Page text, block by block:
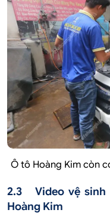
Ô tô Hoàng Kim còn
2.3 Video vệ sinh
Hoàng Kim